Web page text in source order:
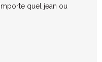
quel jean ou